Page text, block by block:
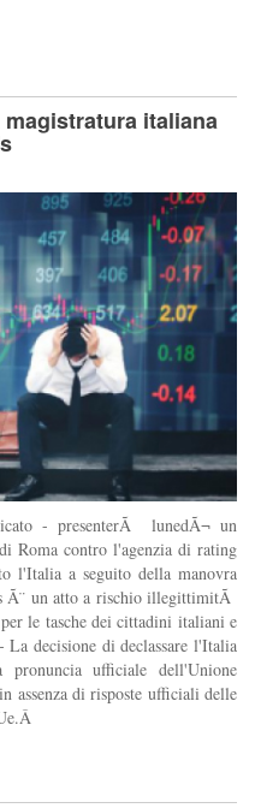
italiana
- presenterÃ lunedÃ¬ un
Roma contro l'agenzia di rating
l'Italia a seguito della manovra
Ã¨ un atto a rischio illegittimitÃ
le tasche dei cittadini italiani e
decisione di declassare l'Italia
ufficiale dell'Unione
assenza di risposte ufficiali delle